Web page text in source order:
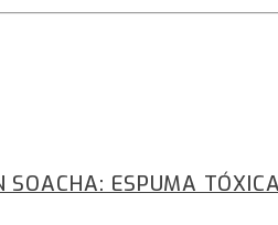
SOACHA: ESPUMA